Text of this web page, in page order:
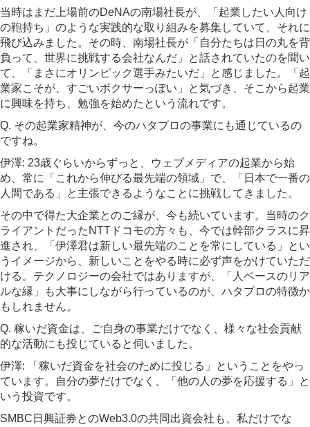
当時はまだ上場前のDeNAの南場社長が、「起業したい人向け
の鞄持ち」のような実践的な取り組みを募集していて、それに
飛び込みました。その時、南場社長が「自分たちは日の丸を背
負って、世界に挑戦する会社なんだ」と話されていたのを聞い
て、「まさにオリンピック選手みたいだ」と感じました。「起
業家こそが、すごいボクサーっぽい」と気づき、そこから起業
に興味を持ち、勉強を始めたという流れです。
Q. その起業家精神が、今のハタプロの事業にも通じているの
ですね。
伊澤: 23歳ぐらいからずっと、ウェブメディアの起業から始
め、常に「これから伸びる最先端の領域」で、「日本で一番の
人間である」と主張できるようなことに挑戦してきました。
その中で得た大企業とのご縁が、今も続いています。当時のク
ライアントだったNTTドコモの方々も、今では幹部クラスに昇
進され、「伊澤君は新しい最先端のことを常にしている」とい
うイメージから、新しいことをやる時に必ず声をかけていただ
ける。テクノロジーの会社ではありますが、「人ベースのリア
ルな縁」も大事にしながら行っているのが、ハタプロの特徴か
もしれません。
Q. 稼いだ資金は、ご自身の事業だけでなく、様々な社会貢献
的な活動にも投じていると伺いました。
伊澤: 「稼いだ資金を社会のために投じる」ということをやっ
ています。自分の夢だけでなく、「他の人の夢を応援する」と
いう投資です。
SMBC日興証券とのWeb3.0の共同出資会社も、私だけでな